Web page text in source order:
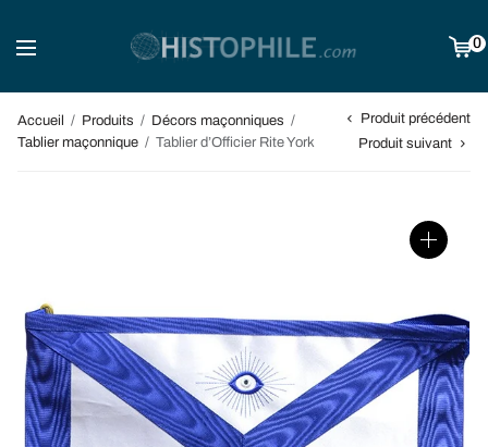
0
Accueil / Produits / Décors maçonniques /
Tablier maçonnique / Tablier d’Officier Rite York
Produit précédent
Produit suivant